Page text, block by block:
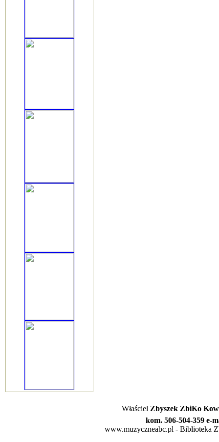
Właściel Zbyszek ZbiKo
kom. 506-504-359 e-
www.muzyczneabc.pl - Biblioteka